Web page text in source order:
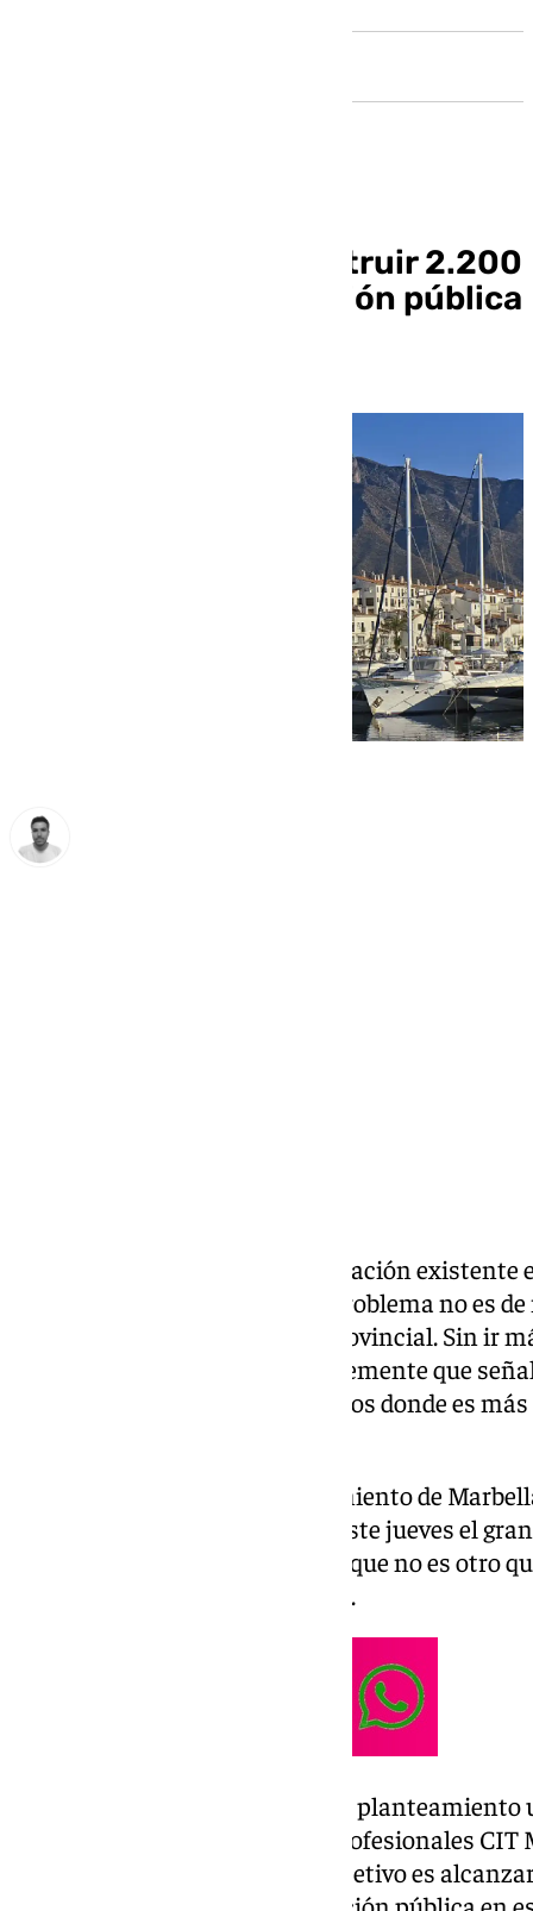
Marbella quiere construir 2.200
viviendas de protección pública
Más que conocida es la preocupación
la vivienda, sin embargo, este problema no es
metropolitana ni en la costa provincial. Sin ir
han elaborado estudios recientemente que
como los municipios malagueños donde es
Ante esta situación, el Ayuntamiento de
Ángeles Muñoz, ha destacado este jueves el
de vivienda para este mandato, que no es otro
viviendas de protección pública.
En un encuentro sobre el nuevo
Asociación de Empresarios y Profesionales
referido a este propósito: «El objetivo es